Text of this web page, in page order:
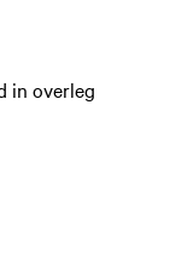
in overleg